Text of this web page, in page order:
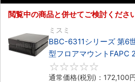
閲覧中の商品と併せてご検討くださ
ミスミ
BBC-6311シリーズ 第6
型フロアマウントFAPC
通常価格(税別)： 172,100